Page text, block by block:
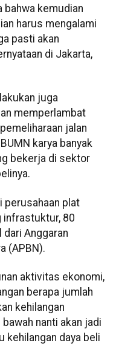
bahwa kemudian
harus mengalami
pasti akan
di Jakarta,
juga
memperlambat
jalan
karya banyak
bekerja di sektor
perusahaan plat
infrastuktur, 80
Anggaran
(APBN).
aktivitas ekonomi,
berapa jumlah
kehilangan
bawah nanti akan jadi
kehilangan daya beli